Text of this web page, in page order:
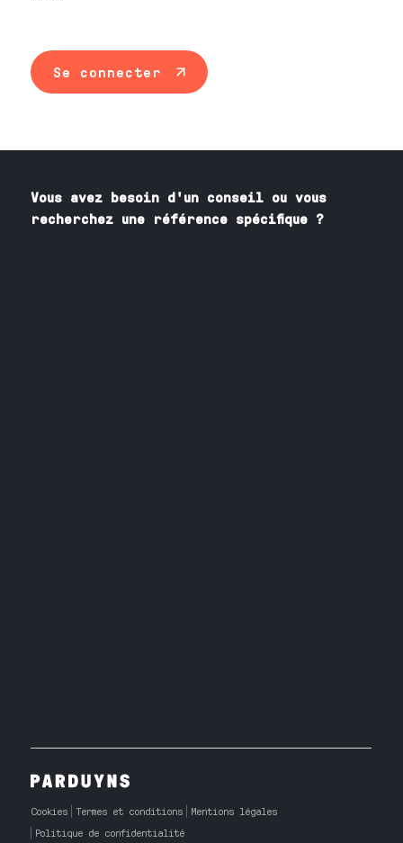
Se connecter
Vous avez besoin d'un conseil ou vous
recherchez une référence spécifique ?
Cookies Termes et conditions
Mentions légales
Politique de confidentialité